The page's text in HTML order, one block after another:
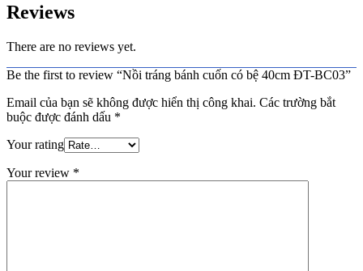
Reviews
There are no reviews yet.
Be the first to review “Nồi tráng bánh cuốn có bệ 40cm ĐT-BC03”
Email của bạn sẽ không được hiển thị công khai. Các trường bắt
buộc được đánh dấu *
Your rating
Your review *